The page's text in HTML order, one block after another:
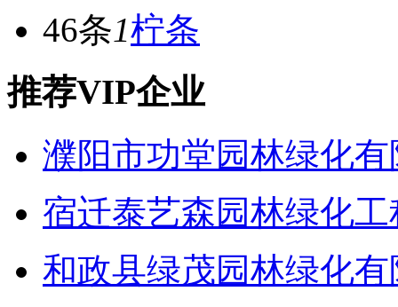
46条1柠条
推荐VIP企业
濮阳市功堂园林绿化
宿迁泰艺森园林绿化
和政县绿茂园林绿化